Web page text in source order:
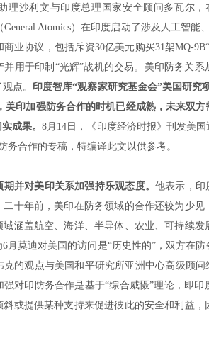
理沙利文与印度总理国家安全顾问多瓦尔，
General Atomics）在印度启动了涉及人工智能
商业协议，包括斥资30亿美元购买31架MQ-9B“
并用于印制 “光辉”战机的交易。美印防务关系
点。 印度智库“观察家研究基金会”美国研究
美印加强防务合作的时机已经成熟，未来双
成果。8月 14 日，《印度经济时报》刊发美
务合作的专稿，特编译此文以供参考。
并对美印关系加强持乐观态度。他表示，印
十年前，美印在防务领域的合作还较为少
涵盖航空、海洋、半导体、农业、可持续
6月莫迪对美国的访问是“历史性的” ，双方在
的观点与美国和平研究所亚洲中心高级顾问
强对印防务合作是基于“综合威慑”理论，即印
或提供某种支持来促进彼此的安全和利益